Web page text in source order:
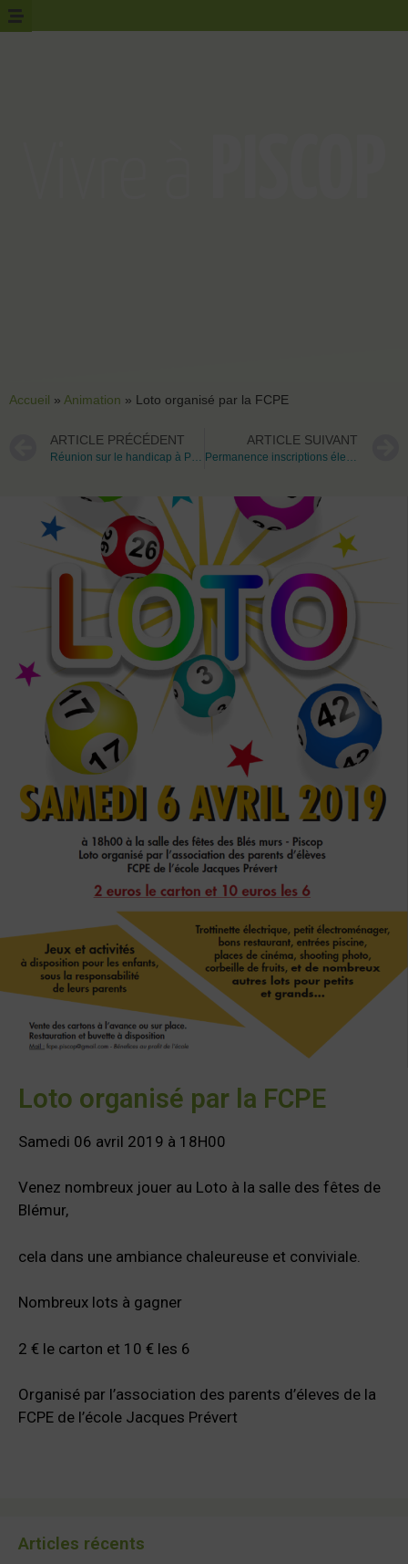
Accueil » Animation » Loto organisé par la FCPE
ARTICLE PRÉCÉDENT
Réunion sur le handicap à Piscop
ARTICLE SUIVANT
Permanence inscriptions électorales
Loto organisé par la FCPE
Samedi 06 avril 2019 à 18H00
Venez nombreux jouer au Loto à la salle des fêtes de
Blémur,
cela dans une ambiance chaleureuse et conviviale.
Nombreux lots à gagner
2 € le carton et 10 € les 6
Organisé par l’association des parents d’éleves de la
FCPE de l’école Jacques Prévert
Articles récents